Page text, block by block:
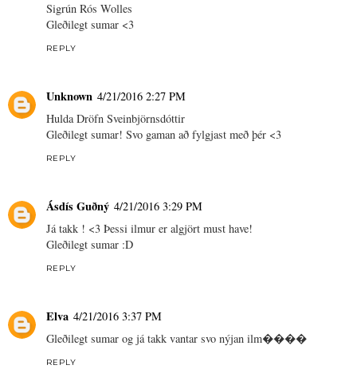
Sigrún Rós Wolles
Gleðilegt sumar <3
REPLY
Unknown 4/21/2016 2:27 PM
Hulda Dröfn Sveinbjörnsdóttir
Gleðilegt sumar! Svo gaman að fylgjast með þér <3
REPLY
Ásdís Guðný 4/21/2016 3:29 PM
Já takk ! <3 Þessi ilmur er algjört must have!
Gleðilegt sumar :D
REPLY
Elva 4/21/2016 3:37 PM
Gleðilegt sumar og já takk vantar svo nýjan ilm����
REPLY